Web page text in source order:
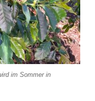
im Sommer in